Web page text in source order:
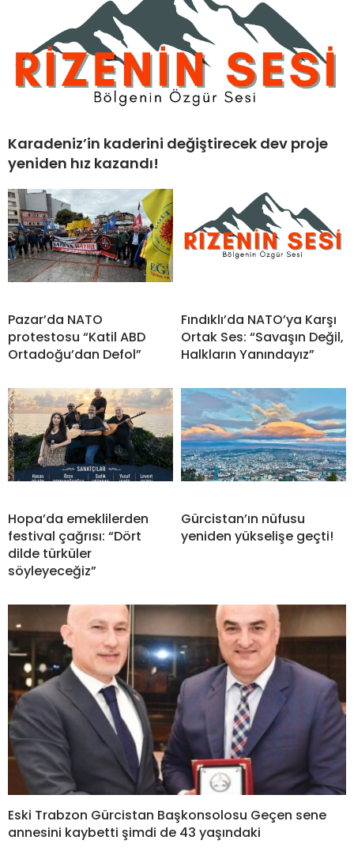
Karadeniz’in kaderini değiştirecek dev proje
yeniden hız kazandı!
Pazar’da NATO
protestosu “Katil ABD
Ortadoğu’dan Defol”
Fındıklı’da NATO’ya Karşı
Ortak Ses: “Savaşın Değil,
Halkların Yanındayız”
Hopa’da emeklilerden
festival çağrısı: “Dört
dilde türküler
söyleyeceğiz”
Gürcistan’ın nüfusu
yeniden yükselişe geçti!
Eski Trabzon Gürcistan Başkonsolosu Geçen sene
annesini kaybetti şimdi de 43 yaşındaki